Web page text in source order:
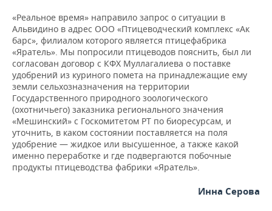
«Реальное время» направило запрос о ситуации в
Альвидино в адрес ООО «Птицеводческий комплекс «Ак
барс», филиалом которого является птицефабрика
«Яратель». Мы попросили птицеводов пояснить, был ли
согласован договор с КФХ Муллагалиева о поставке
удобрений из куриного помета на принадлежащие ему
земли сельхозназначения на территории
Государственного природного зоологического
(охотничьего) заказника регионального значения
«Мешинский» с Госкомитетом РТ по биоресурсам, и
уточнить, в каком состоянии поставляется на поля
удобрение — жидкое или высушенное, а также какой
именно переработке и где подвергаются побочные
продукты птицеводства фабрики «Яратель».
Инна Серова